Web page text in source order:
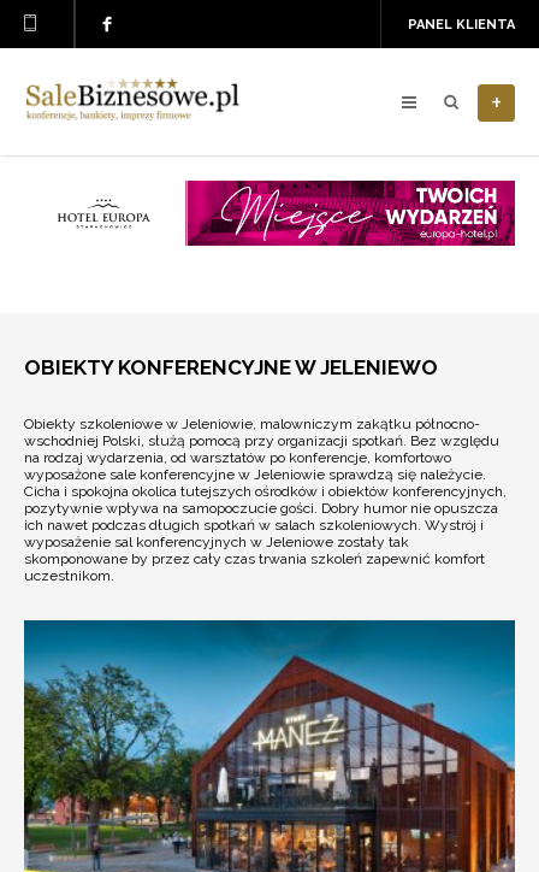
PANEL KLIENTA
+
OBIEKTY KONFERENCYJNE W JELENIEWO
Obiekty szkoleniowe w Jeleniowie, malowniczym zakątku północno-
wschodniej Polski, służą pomocą przy organizacji spotkań. Bez względu
na rodzaj wydarzenia, od warsztatów po konferencje, komfortowo
wyposażone sale konferencyjne w Jeleniowie sprawdzą się należycie.
Cicha i spokojna okolica tutejszych ośrodków i obiektów konferencyjnych,
pozytywnie wpływa na samopoczucie gości. Dobry humor nie opuszcza
ich nawet podczas długich spotkań w salach szkoleniowych. Wystrój i
wyposażenie sal konferencyjnych w Jeleniowe zostały tak
skomponowane by przez cały czas trwania szkoleń zapewnić komfort
uczestnikom.